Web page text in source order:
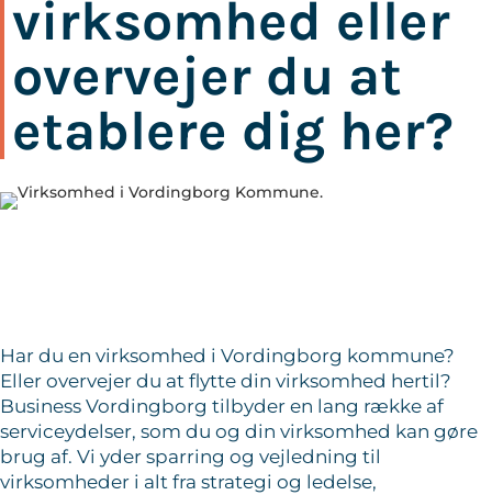
virksomhed eller
overvejer du at
etablere dig her?
Har du en virksomhed i Vordingborg kommune?
Eller overvejer du at flytte din virksomhed hertil?
Business Vordingborg tilbyder en lang række af
serviceydelser, som du og din virksomhed kan gøre
brug af. Vi yder sparring og vejledning til
virksomheder i alt fra strategi og ledelse,